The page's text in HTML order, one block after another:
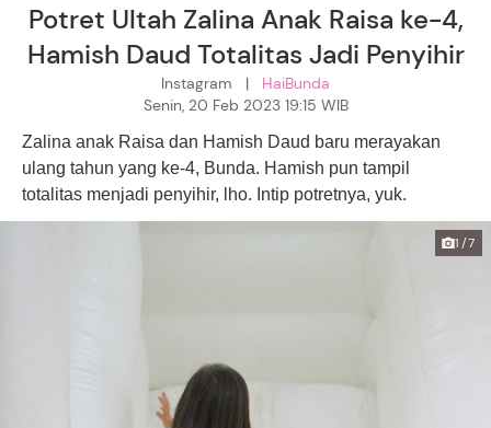
Potret Ultah Zalina Anak Raisa ke-4,
Hamish Daud Totalitas Jadi Penyihir
Instagram | HaiBunda
Senin, 20 Feb 2023 19:15 WIB
Zalina anak Raisa dan Hamish Daud baru merayakan
ulang tahun yang ke-4, Bunda. Hamish pun tampil
totalitas menjadi penyihir, lho. Intip potretnya, yuk.
1/7